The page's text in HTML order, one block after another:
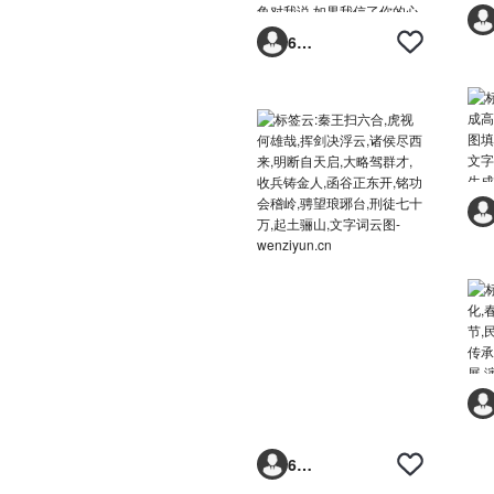
6293vp
6293vp